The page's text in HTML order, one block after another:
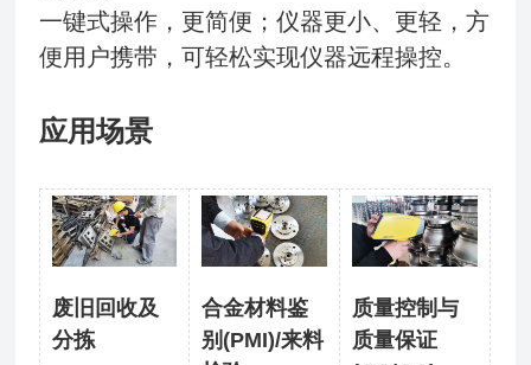
一键式操作，更简便；仪器更小、更轻，方
便用户携带，可轻松实现仪器远程操控。
应用场景
废旧回收及
分拣
合金材料鉴
别(PMI)/来料
质量控制与
质量保证